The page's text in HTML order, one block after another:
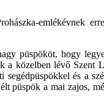
emlékévnek
püspököt, hogy
a közelben lévő Szent
és a
püspök a mai zajos,